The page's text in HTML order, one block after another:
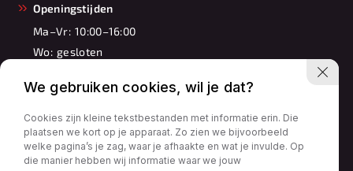
Openingstijden
Ma–Vr: 10:00–16:00
Wo: gesloten
Zo: 11:00–16:00
We gebruiken cookies, wil je dat?
Cookies zijn kleine tekstbestanden met informatie erin. Die
plaatsen we kort op je apparaat. Zo zien we bijvoorbeeld
welke pagina’s je zag, waar je afhaakte en wat je invulde. Op
die manier hebben wij informatie waar we jouw